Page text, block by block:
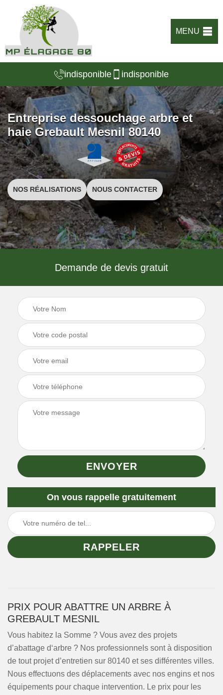
MENU
indisponible indisponible
Entreprise dessouchage arbre et
haie Grebault Mesnil 80140
NOS RÉALISATIONS NOUS CONTACTER
Demande de devis gratuit
On vous rappelle gratuitement
PRIX POUR ABATTRE UN ARBRE À
GREBAULT MESNIL
Vous habitez la Somme ? Vous avez des projets
d’abattage d‘arbre ? Nos professionnels sont à disposition
de tout projet d’entretien sur 80140 et ses différentes villes.
Nous effectuons des déplacements avec nos engins et nos
équipements pour chaque intervention. Le prix pour les